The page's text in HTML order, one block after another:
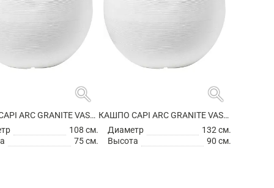
search
КАШПО CAPI ARC GRANITE VASE BALL WHITE
108 см.
75 см.
search
КАШПО CAPI ARC GRANITE VASE BALL WHITE
Диаметр
132 см.
Высота
90 см.